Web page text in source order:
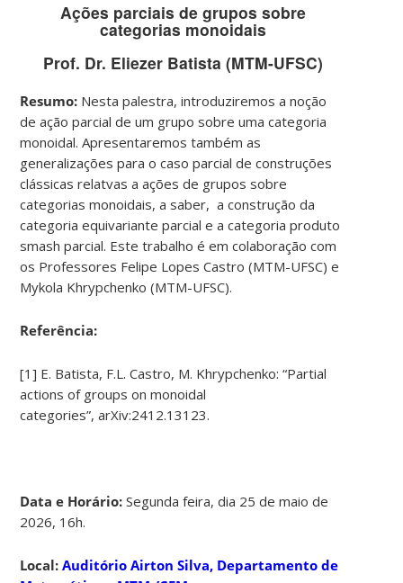
Ações parciais de grupos sobre
categorias monoidais
Prof. Dr. Eliezer Batista (MTM-UFSC)
Resumo: Nesta palestra, introduziremos a noção
de ação parcial de um grupo sobre uma categoria
monoidal. Apresentaremos também as
generalizações para o caso parcial de construções
clássicas relatvas a ações de grupos sobre
categorias monoidais, a saber, a construção da
categoria equivariante parcial e a categoria produto
smash parcial. Este trabalho é em colaboração com
os Professores Felipe Lopes Castro (MTM-UFSC) e
Mykola Khrypchenko (MTM-UFSC).
Referência:
[1] E. Batista, F.L. Castro, M. Khrypchenko: “Partial
actions of groups on monoidal
categories”, arXiv:2412.13123.
Data e Horário:Segunda feira, dia 25 de maio de
2026, 16h.
Local:Auditório Airton Silva, Departamento de